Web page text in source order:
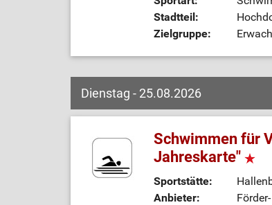
Stadtteil:
Zielgruppe:
Dienstag - 25.08.2026
Schwimmen für
Jahreskarte"
Sportstätte:
Anbieter: